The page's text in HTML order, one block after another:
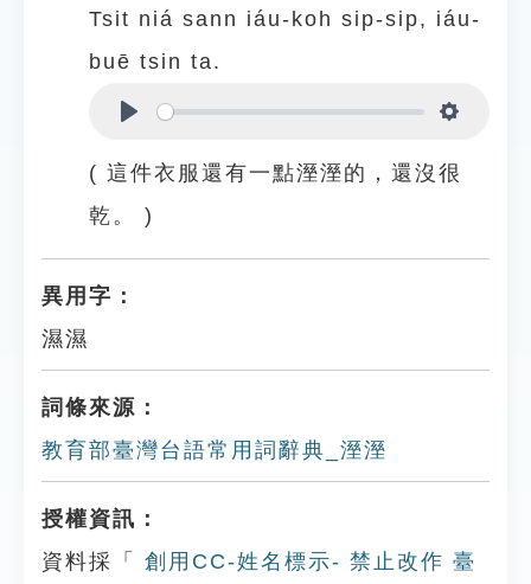
Tsit niá sann iáu-koh sip-sip, iáu-
buē tsin ta.
( 這件衣服還有一點溼溼的，還沒很
乾。 )
異用字：
濕濕
詞條來源：
教育部臺灣台語常用詞辭典_溼溼
授權資訊：
資料採「
創用CC-姓名標示- 禁止改作 臺